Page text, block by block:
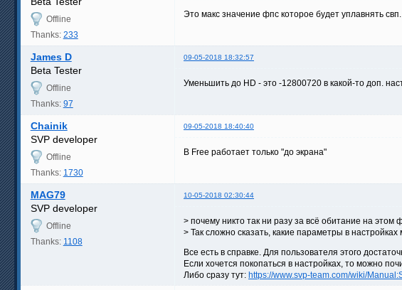
Offline
Thanks: 233
Это макс значение фпс которое будет уплавнять
James D 09-05-2018 18:32:57
Beta Tester
Offline
Thanks: 97
Уменьшить до HD - это -12800720 в какой-то доп.
Chainik 09-05-2018 18:40:40
SVP developer
Offline
Thanks: 1730
В Free работает только "до экрана"
MAG79 10-05-2018 02:30:44
SVP developer
Offline
Thanks: 1108
> почему никто так ни разу за всё обитание на
> Так сложно сказать, какие параметры в
Все есть в справке. Для пользователя этого
Если хочется покопаться в настройках, то можно
Либо сразу тут: https://www.svp-team.com/wiki/